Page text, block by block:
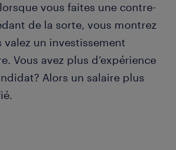
vous faites une contre-
de la sorte, vous montrez
un investissement
Vous avez plus d’expérience
Alors un salaire plus